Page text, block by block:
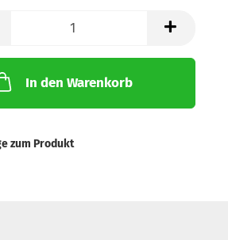
In den Warenkorb
zum Produkt